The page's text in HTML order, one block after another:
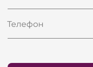
Телефон